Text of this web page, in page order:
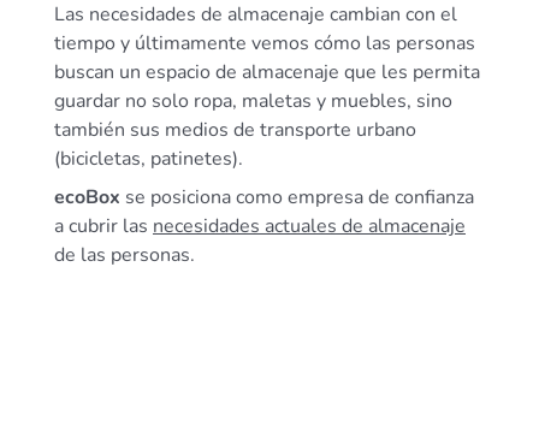
Las necesidades de almacenaje cambian con el
tiempo y últimamente vemos cómo las personas
buscan un espacio de almacenaje que les permita
guardar no solo ropa, maletas y muebles, sino
también sus medios de transporte urbano
(bicicletas, patinetes).
ecoBox se posiciona como empresa de confianza
a cubrir las necesidades actuales de almacenaje
de las personas.